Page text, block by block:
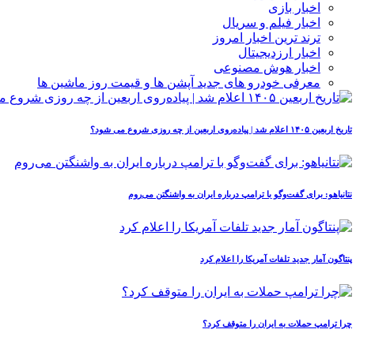
اخبار بازی
اخبار فیلم و سریال
ترند ترین اخبار امروز
اخبار ارزدیجیتال
اخبار هوش مصنوعی
معرفی خودرو های جدید آپشن‌ ها و قیمت روز ماشین‌ ها
تاریخ اربعین ۱۴۰۵ اعلام شد | پیاده‌روی اربعین از چه روزی شروع می‌ شود؟
نتانیاهو: برای گفت‌وگو با ترامپ درباره ایران به واشنگتن می‌روم
پنتاگون آمار جدید تلفات آمریکا را اعلام کرد
چرا ترامپ حملات به ایران را متوقف کرد؟